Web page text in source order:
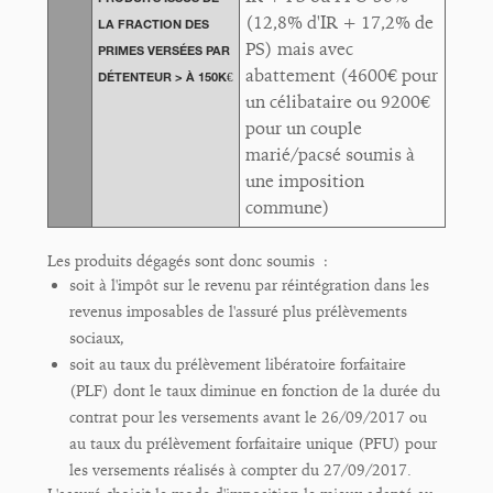
LA FRACTION DES
PRIMES VERSÉES PAR
DÉTENTEUR > À 150K€
(12,8% d'IR + 17,2% de
PS) mais avec
abattement (4600€ pour
un célibataire ou 9200€
pour un couple
marié/pacsé soumis à
une imposition
commune)
Les produits dégagés sont donc soumis :
soit à l'impôt sur le revenu par réintégration dans les
revenus imposables de l'assuré plus prélèvements
sociaux,
soit au taux du prélèvement libératoire forfaitaire
(PLF) dont le taux diminue en fonction de la durée du
contrat pour les versements avant le 26/09/2017 ou
au taux du prélèvement forfaitaire unique (PFU) pour
les versements réalisés à compter du 27/09/2017.